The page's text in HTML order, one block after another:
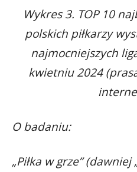
Wykres 3. TOP 10
polskich piłkarzy
najmocniejszych
kwietniu 2024
O badaniu:
„Piłka w grze” (dawniej